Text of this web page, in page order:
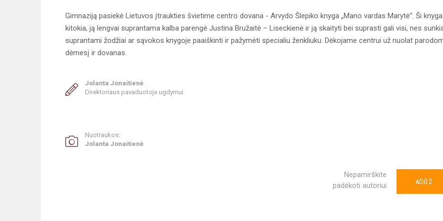
Gimnaziją pasiekė Lietuvos įtraukties švietime centro dovana - Arvydo Šlepiko knyga „Mano vardas Marytė“. Ši knyga
kitokia, ją lengvai suprantama kalba parengė Justina Bružaitė – Liseckienė ir ją skaityti bei suprasti gali visi, nes
suprantami žodžiai ar sąvokos knygoje paaiškinti ir pažymėti specialiu ženkliuku. Dėkojame centrui už nuolat
dėmesį ir dovanas.
Jolanta Jonaitienė
Direktoriaus pavaduotoja ugdymui
Nuotraukos:
Jolanta Jonaitienė
Nepamirškite
padėkoti autoriui
AČIŪ 2